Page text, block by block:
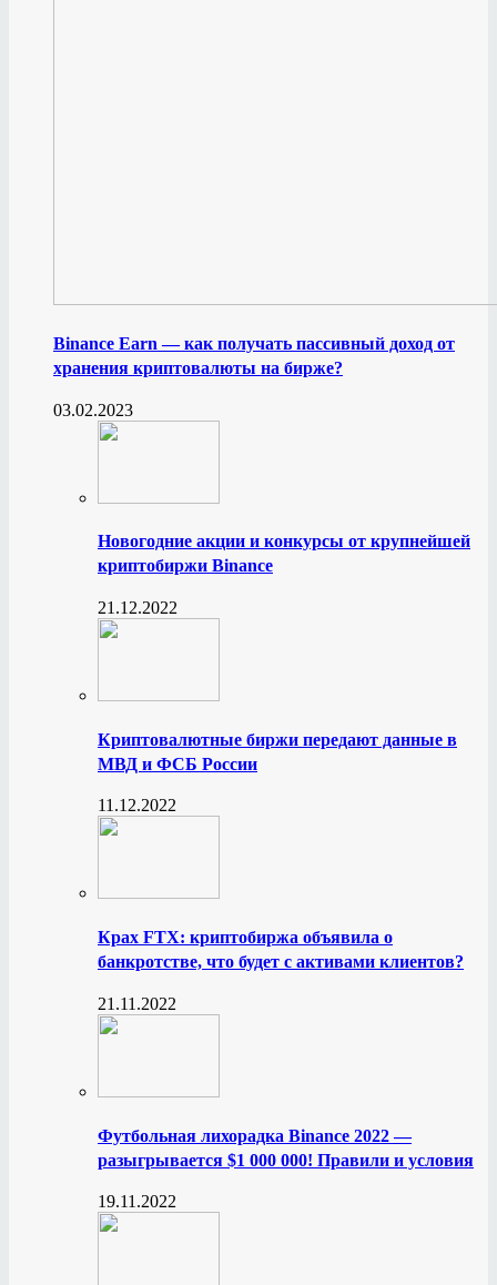
Binance Earn — как получать пассивный доход от
хранения криптовалюты на бирже?
03.02.2023
Новогодние акции и конкурсы от крупнейшей
криптобиржи Binance
21.12.2022
Криптовалютные биржи передают данные в
МВД и ФСБ России
11.12.2022
Крах FTX: криптобиржа объявила о
банкротстве, что будет с активами клиентов?
21.11.2022
Футбольная лихорадка Binance 2022 —
разыгрывается $1 000 000! Правили и условия
19.11.2022